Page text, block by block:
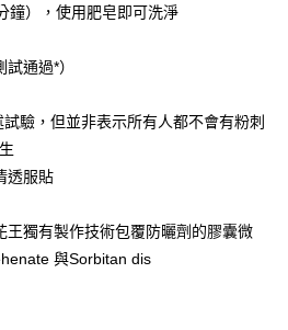
點擊此簡訊中的連結，可透過四大超商／
付款，方視為交易完成。
立刻繳費，但若您需要取消訂單，請聯絡
消之訂單仍視為有效，需透過AFTEE先享
退款等相關疑問，請聯繫「AFTEE先享後付
support/home
提供之「AFTEE先享後付」服務完成之交
個人資料，並將交易相關給付款項請求債
瀏覽以下網址：
上)免運費
上)免運費
上)免運費
鐘），使用肥皂即可洗淨
通過*）
驗，但並非表示所有人都不會有粉刺
透服貼
獨有製作技術包覆防曬劑的膠囊微
與Sorbitan dis